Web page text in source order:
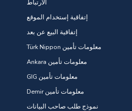
الارتباط
إتفاقية إستخدام الموقع
إتفاقية البيع عن بعد
Türk Nippon معلومات تأمين
Ankara معلومات تأمين
GIG معلومات تأمين
Demir معلومات تأمين
نموذج طلب صاحب البيانات